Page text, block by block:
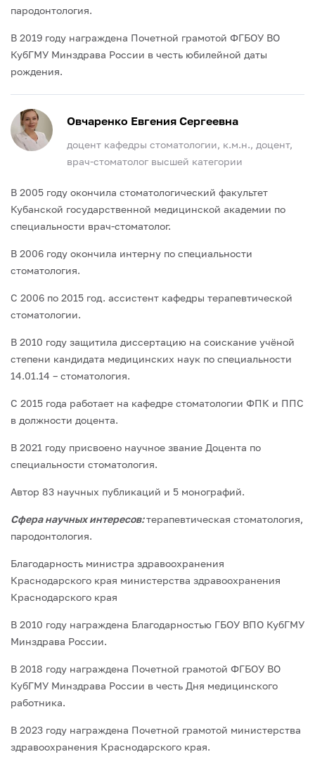
пародонтология.
В 2019 году награждена Почетной грамотой ФГБОУ ВО
КубГМУ Минздрава России в честь юбилейной даты
рождения.
Овчаренко Евгения Сергеевна
доцент кафедры стоматологии, к.м.н., доцент,
врач-стоматолог высшей категории
В 2005 году окончила стоматологический факультет
Кубанской государственной медицинской академии по
специальности врач-стоматолог.
В 2006 году окончила интерну по специальности
стоматология.
С 2006 по 2015 год. ассистент кафедры терапевтической
стоматологии.
В 2010 году защитила диссертацию на соискание учёной
степени кандидата медицинских наук по специальности
14.01.14 – стоматология.
С 2015 года работает на кафедре стоматологии ФПК и ППС
в должности доцента.
В 2021 году присвоено научное звание Доцента по
специальности стоматология.
Автор 83 научных публикаций и 5 монографий.
Сфера научных интересов:терапевтическая стоматология,
пародонтология.
Благодарность министра здравоохранения
Краснодарского края министерства здравоохранения
Краснодарского края
В 2010 году награждена Благодарностью ГБОУ ВПО КубГМУ
Минздрава России.
В 2018 году награждена Почетной грамотой ФГБОУ ВО
КубГМУ Минздрава России в честь Дня медицинского
работника.
В 2023 году награждена Почетной грамотой министерства
здравоохранения Краснодарского края.